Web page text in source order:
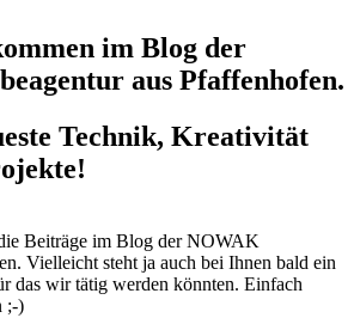
im Blog der
aus Pfaffenhofen.
Technik, Kreativität
Beiträge im Blog der NOWAK
Vielleicht steht ja auch bei Ihnen bald ein
das wir tätig werden könnten. Einfach
;-)